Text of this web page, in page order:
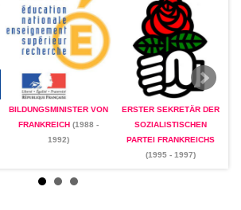
BILDUNGSMINISTER VON
FRANKREICH(1988 -
1992)
ERSTER SEKRETÄR DER
SOZIALISTISCHEN
PARTEI FRANKREICHS
(1995 - 1997)